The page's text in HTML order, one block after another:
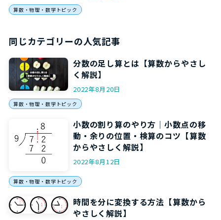
算数・物理・数学トピック
同じカテゴリーの人気記事
分数の足し算とは【算数からやさし
く解説】
2022年8月20日
算数・物理・数学トピック
小数の割り算のやり方｜小数点の移
動・余りの位置・検算のコツ【算数
からやさしく解説】
2022年8月12日
算数・物理・数学トピック
時間を分に変換する方法【算数から
やさしく解説】